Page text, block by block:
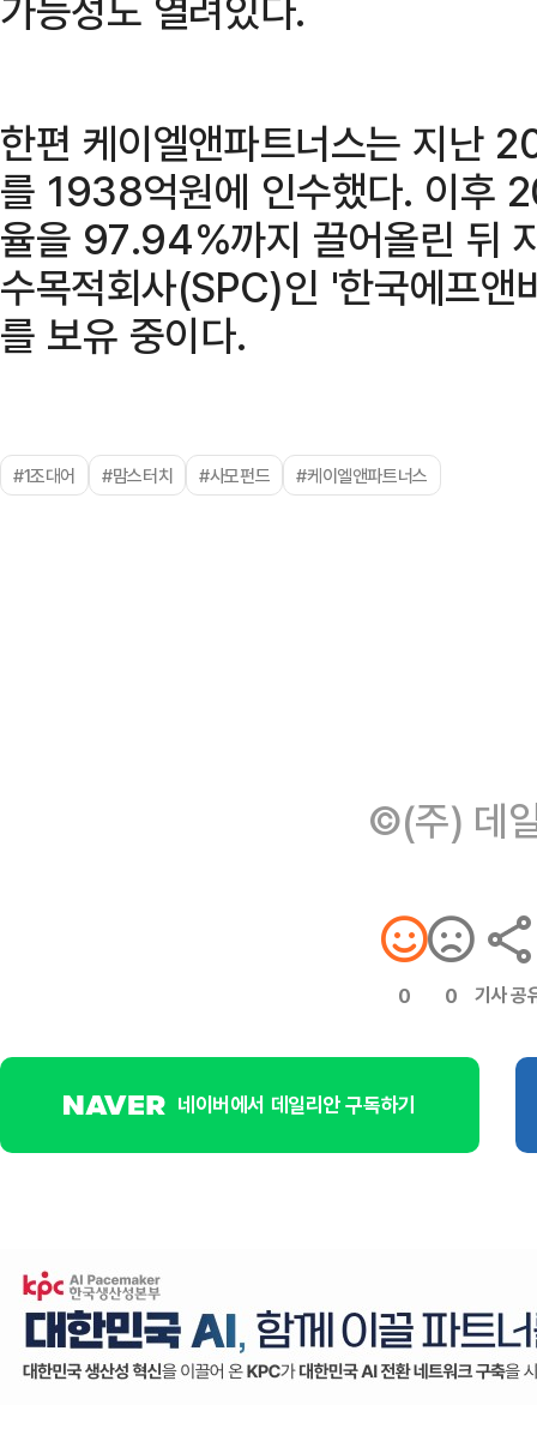
한편 케이엘앤파트너스는 지난
를 1938억원에 인수했다. 이후
율을 97.94%까지 끌어올린 뒤
수목적회사(SPC)인 '한국에프
를 보유 중이다.
#1조대어 #맘스터치 #사모펀드 #케이엘앤파트너스
©(주) 데
0 0 기사 공
네이버에서 데일리안 구독하기